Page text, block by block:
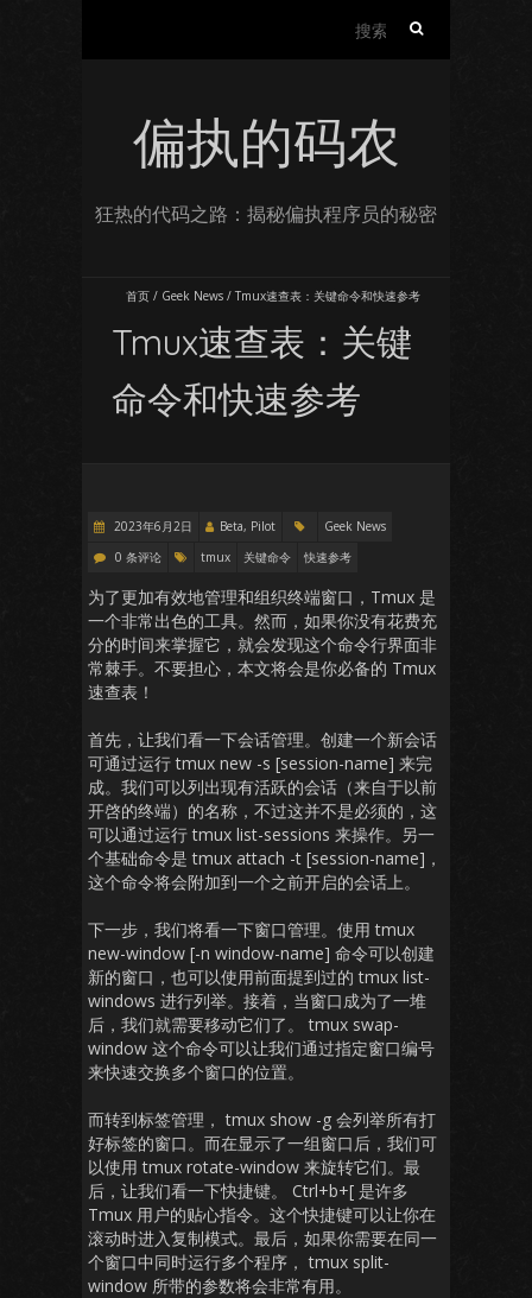
偏执的码农
狂热的代码之路：揭秘偏执程序员的秘密
首页 / Geek News / Tmux速查表：关键命令和快速参考
Tmux速查表：关键
命令和快速参考
2023年6月2日 Beta, Pilot
Geek News
0 条评论
tmux 关键命令 快速参考
为了更加有效地管理和组织终端窗口，Tmux 是
一个非常出色的工具。然而，如果你没有花费充
分的时间来掌握它，就会发现这个命令行界面非
常棘手。不要担心，本文将会是你必备的 Tmux
速查表！
首先，让我们看一下会话管理。创建一个新会话
可通过运行 tmux new -s [session-name] 来完
成。我们可以列出现有活跃的会话（来自于以前
开啓的终端）的名称，不过这并不是必须的，这
可以通过运行 tmux list-sessions 来操作。另一
个基础命令是 tmux attach -t [session-name]，
这个命令将会附加到一个之前开启的会话上。
下一步，我们将看一下窗口管理。使用 tmux
new-window [-n window-name] 命令可以创建
新的窗口，也可以使用前面提到过的 tmux list-
windows 进行列举。接着，当窗口成为了一堆
后，我们就需要移动它们了。 tmux swap-
window 这个命令可以让我们通过指定窗口编号
来快速交换多个窗口的位置。
而转到标签管理， tmux show -g 会列举所有打
好标签的窗口。而在显示了一组窗口后，我们可
以使用 tmux rotate-window 来旋转它们。最
后，让我们看一下快捷键。 Ctrl+b+[ 是许多
Tmux 用户的贴心指令。这个快捷键可以让你在
滚动时进入复制模式。最后，如果你需要在同一
个窗口中同时运行多个程序， tmux split-
window 所带的参数将会非常有用。